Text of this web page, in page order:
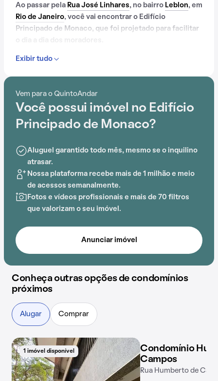
Ao passar pela Rua José Linhares, no bairro Leblon, em
Rio de Janeiro, você vai encontrar o Edifício
Principado de Monaco, que foi projetado para facilitar
comodidades, o Edifício Principado de Monaco pode
ótimos momentos sem sair de casa e more em um
condomínio que oferece portaria 24 horas, academia,
piscina e quadra esportiva.
A localização também oferece opções de Cotrauma,
Estação Antero de Quental
Professor Antônio Maria Teixeira Filho, Praça Antero
de Quental, Escola Municipal Sergio Vieira de Mello e
Escola Municipal George Pfisterer e a região pode
agradar quem gosta de resolver as coisas perto de
Exibir tudo
Vem para o QuintoAndar
Você possui imóvel no Edifício
Principado de Monaco?
Aluguel garantido todo mês, mesmo se o inquilino
atrasar.
Nossa plataforma recebe mais de 1 milhão e meio
de acessos semanalmente.
Fotos e vídeos profissionais e mais de 70 filtros
que valorizam o seu imóvel.
Anunciar imóvel
Conheça outras opções de condomínios
próximos
Alugar Comprar
1 imóvel disponível 1 imóvel disponível
Condomínio
Campos
Rua Humberto de